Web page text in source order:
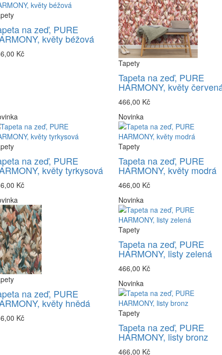
na zeď, PURE
květy béžová
Kč
Tapety
Tapeta na zeď, PURE
HARMONY, květy
466,00 Kč
na zeď, PURE
květy tyrkysová
Kč
Novinka
Tapety
Tapeta na zeď, PURE
HARMONY, květy modrá
466,00 Kč
na zeď, PURE
květy hnědá
Kč
Novinka
Tapety
Tapeta na zeď, PURE
HARMONY, listy zelená
466,00 Kč
Novinka
Tapety
Tapeta na zeď, PURE
HARMONY, listy bronz
466,00 Kč